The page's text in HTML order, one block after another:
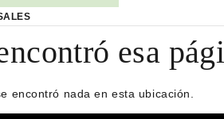
esa
encontró nada en esta ubicación.